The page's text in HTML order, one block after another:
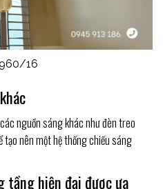
16
nguồn sáng khác như đèn treo
tạo nên một hệ thống chiếu sáng
tầng hiện đại được ưa